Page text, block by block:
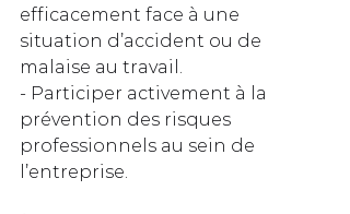
efficacement face à une
situation d’accident ou de
malaise au travail.
- Participer activement à la
prévention des risques
professionnels au sein de
l’entreprise.